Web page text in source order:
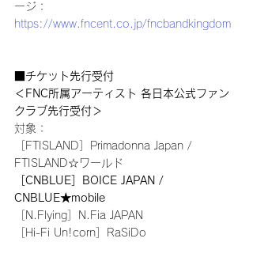
ージ：
https://www.fncent.co.jp/fncbandkingdom
■チケット先行受付
＜FNC所属アーティスト 各日本公式ファン
クラブ先行受付＞
対象：
［FTISLAND］Primadonna Japan /
FTISLAND☆ワールド
［CNBLUE］BOICE JAPAN /
CNBLUE★mobile
［N.Flying］N.Fia JAPAN
［Hi-Fi Un!corn］RaSiDo